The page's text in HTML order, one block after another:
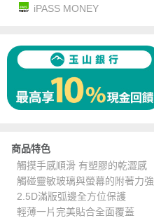
iPASS MONEY
商品特色
觸摸手感順滑 有塑膠的乾澀感
觸碰靈敏玻璃與螢幕的附著力強
2.5D滿版弧邊全方位保護
輕薄一片完美貼合全面覆蓋